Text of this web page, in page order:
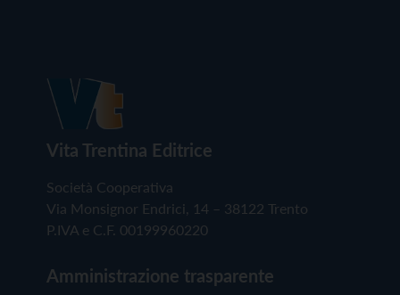
Vita Trentina Editrice
Società Cooperativa
Via Monsignor Endrici, 14 – 38122 Trento
P.IVA e C.F. 00199960220
Amministrazione trasparente